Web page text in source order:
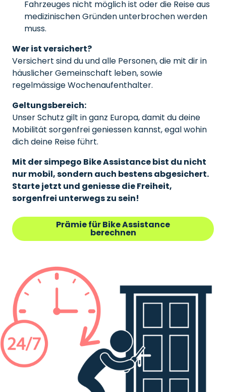
Fahrzeuges nicht möglich ist oder die Reise aus
medizinischen Gründen unterbrochen werden
muss.
Wer ist versichert?
Versichert sind du und alle Personen, die mit dir in
häuslicher Gemeinschaft leben, sowie
regelmässige Wochenaufenthalter.
Geltungsbereich:
Unser Schutz gilt in ganz Europa, damit du deine
Mobilität sorgenfrei geniessen kannst, egal wohin
dich deine Reise führt.
Mit der simpego Bike Assistance bist du nicht
nur mobil, sondern auch bestens abgesichert.
Starte jetzt und geniesse die Freiheit,
sorgenfrei unterwegs zu sein!
Prämie für Bike Assistance
berechnen